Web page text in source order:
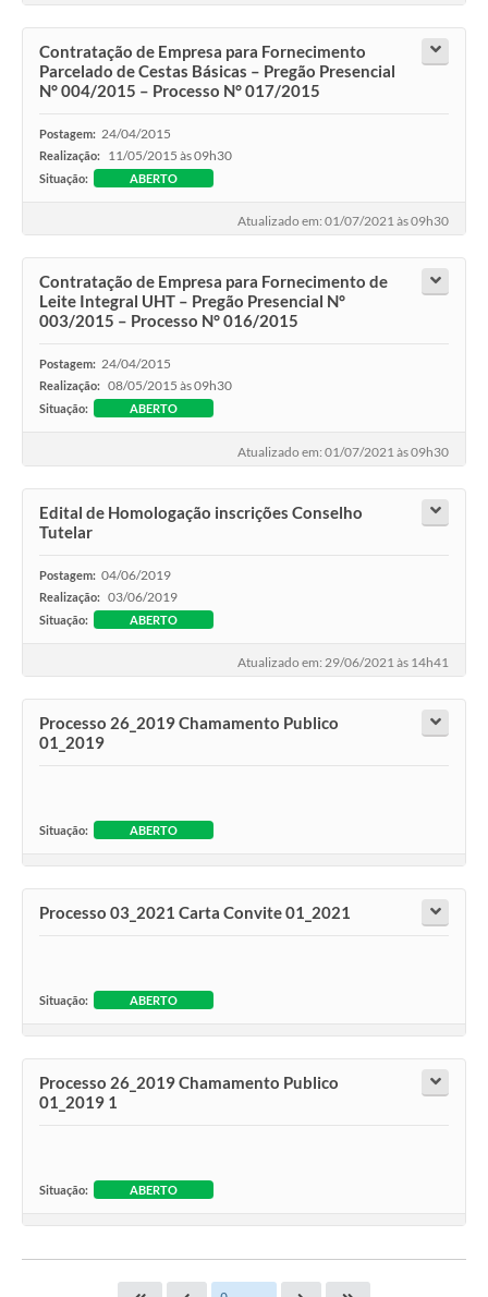
Contratação de Empresa para Fornecimento
Parcelado de Cestas Básicas – Pregão Presencial
N° 004/2015 – Processo N° 017/2015
Postagem: 24/04/2015
Realização: 11/05/2015 às 09h30
Situação: ABERTO
Atualizado em: 01/07/2021 às 09h30
Contratação de Empresa para Fornecimento de
Leite Integral UHT – Pregão Presencial N°
003/2015 – Processo N° 016/2015
Postagem: 24/04/2015
Realização: 08/05/2015 às 09h30
Situação: ABERTO
Atualizado em: 01/07/2021 às 09h30
Edital de Homologação inscrições Conselho
Tutelar
Postagem: 04/06/2019
Realização: 03/06/2019
Situação: ABERTO
Atualizado em: 29/06/2021 às 14h41
Processo 26_2019 Chamamento Publico
01_2019
Situação: ABERTO
Processo 03_2021 Carta Convite 01_2021
Situação: ABERTO
Processo 26_2019 Chamamento Publico
01_2019 1
Situação: ABERTO